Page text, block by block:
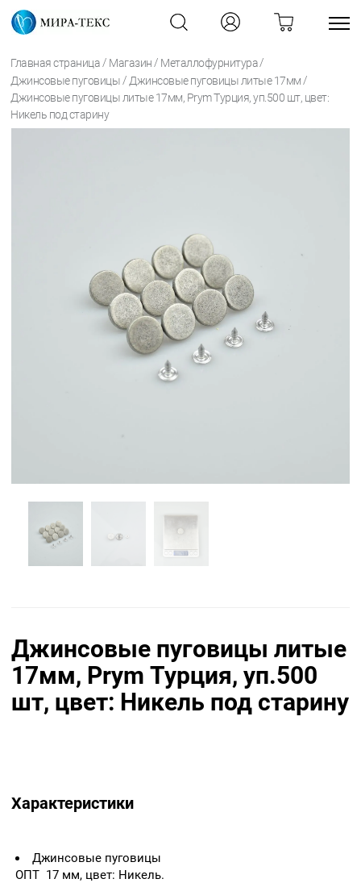
Главная страница / Магазин / Металлофурнитура /
Джинсовые пуговицы / Джинсовые пуговицы литые 17мм /
Джинсовые пуговицы литые 17мм, Prym Турция, уп.500 шт, цвет:
Никель под старину
Джинсовые пуговицы литые
17мм, Prym Турция, уп.500
шт, цвет: Никель под старину
Характеристики
Джинсовые пуговицы
ОПТ 17 мм, цвет: Никель.